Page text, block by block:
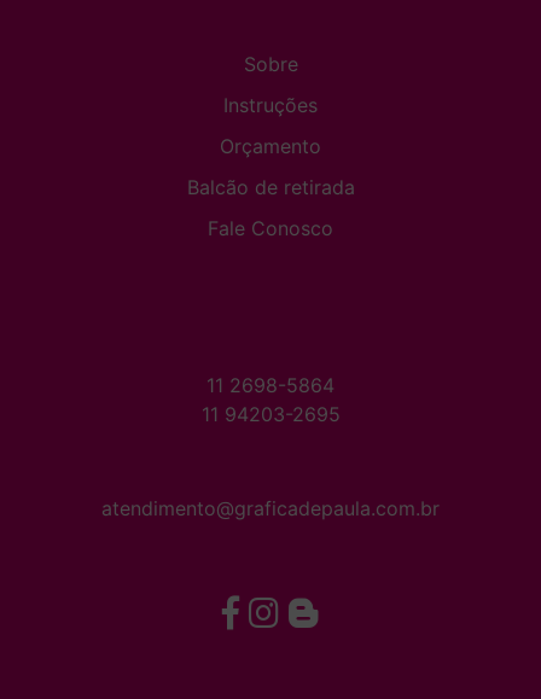
Sobre
Instruções
Orçamento
Balcão de retirada
Fale Conosco
11 2698-5864
11 94203-2695
atendimento@graficadepaula.com.br